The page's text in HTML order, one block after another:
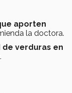
aporten
la doctora.
verduras en
.